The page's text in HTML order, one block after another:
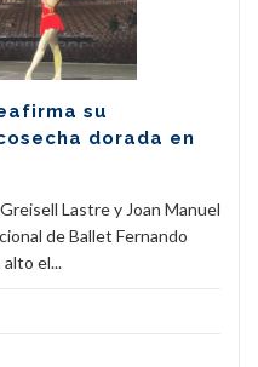
su
dorada en
Lastre y Joan Manuel
de Ballet Fernando
el...